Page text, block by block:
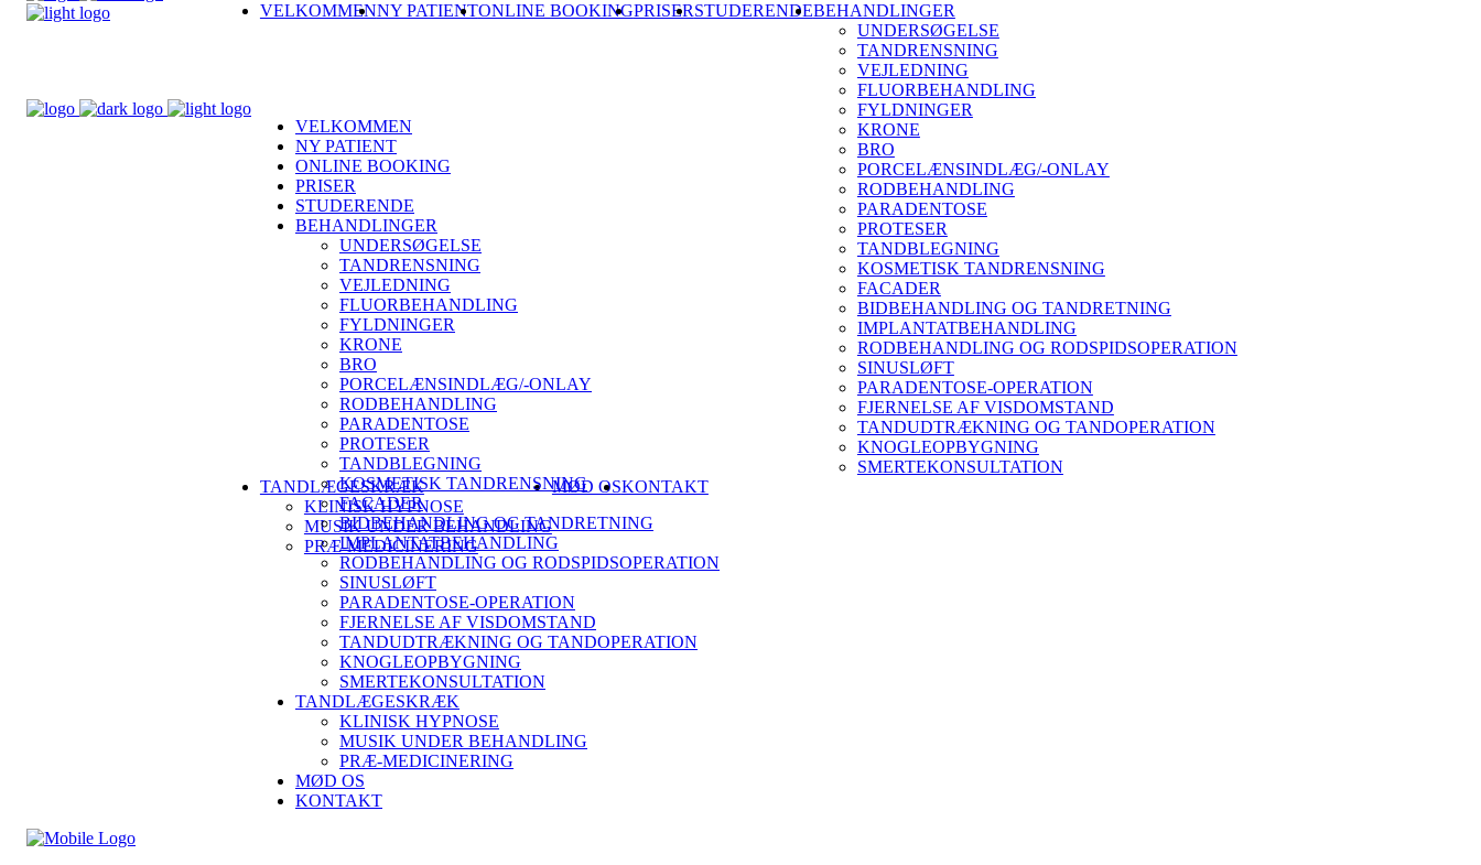
VELKOMMENNY PATIENTONLINE BOOKINGPRISERSTUDERENDEBEHANDLINGER
UNDERSØGELSE
TANDRENSNING
VEJLEDNING
FLUORBEHANDLING
FYLDNINGER
KRONE
BRO
PORCELÆNSINDLÆG/-ONLAY
RODBEHANDLING
PARADENTOSE
PROTESER
TANDBLEGNING
KOSMETISK TANDRENSNING
FACADER
BIDBEHANDLING OG TANDRETNING
IMPLANTATBEHANDLING
RODBEHANDLING OG RODSPIDSOPERATION
SINUSLØFT
PARADENTOSE-OPERATION
FJERNELSE AF VISDOMSTAND
TANDUDTRÆKNING OG TANDOPERATION
KNOGLEOPBYGNING
SMERTEKONSULTATION
TANDLÆGESKRÆK
KLINISK HYPNOSE
MUSIK UNDER BEHANDLING
PRÆ-MEDICINERING
MØD OSKONTAKT
VELKOMMEN
NY PATIENT
ONLINE BOOKING
PRISER
STUDERENDE
BEHANDLINGER
UNDERSØGELSE
TANDRENSNING
VEJLEDNING
FLUORBEHANDLING
FYLDNINGER
KRONE
BRO
PORCELÆNSINDLÆG/-ONLAY
RODBEHANDLING
PARADENTOSE
PROTESER
TANDBLEGNING
KOSMETISK TANDRENSNING
FACADER
BIDBEHANDLING OG TANDRETNING
IMPLANTATBEHANDLING
RODBEHANDLING OG RODSPIDSOPERATION
SINUSLØFT
PARADENTOSE-OPERATION
FJERNELSE AF VISDOMSTAND
TANDUDTRÆKNING OG TANDOPERATION
KNOGLEOPBYGNING
SMERTEKONSULTATION
TANDLÆGESKRÆK
KLINISK HYPNOSE
MUSIK UNDER BEHANDLING
PRÆ-MEDICINERING
MØD OS
KONTAKT